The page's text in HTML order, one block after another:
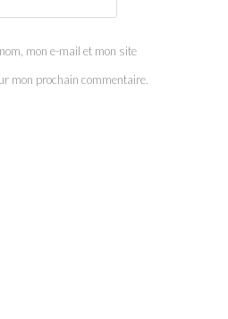
mon e-mail et mon site
mon prochain commentaire.